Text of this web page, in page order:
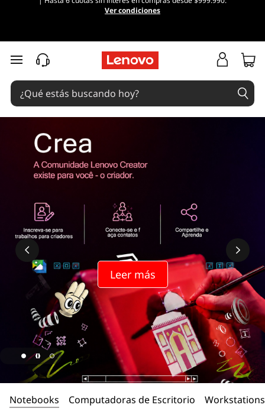
Ver condiciones
Ir al contenido principal
Leer más
Notebooks Computadoras de Escritorio Workstations